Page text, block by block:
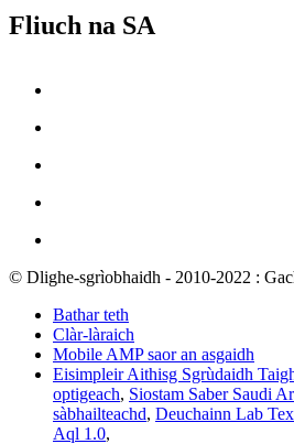
Fliuch na SA
© Dlighe-sgrìobhaidh - 2010-2022 :
Bathar teth
Clàr-làraich
Mobile AMP saor an asgaidh
Eisimpleir Aithisg Sgrùdaidh
optigeach, Siostam Saber Saudi
sàbhailteachd, Deuchainn Lab
Aql 1.0,